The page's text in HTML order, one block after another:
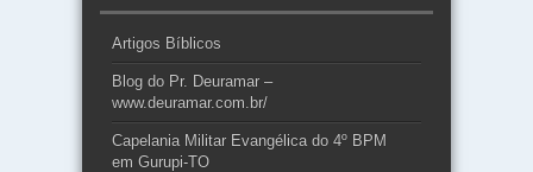
Artigos Bíblicos
Blog do Pr. Deuramar –
www.deuramar.com.br/
Capelania Militar Evangélica do 4º BPM
em Gurupi-TO